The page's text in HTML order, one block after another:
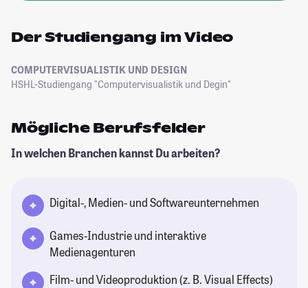
Der Studiengang im Video
COMPUTERVISUALISTIK UND DESIGN
HSHL-Studiengang "Computervisualistik und Degin"
Mögliche Berufsfelder
In welchen Branchen kannst Du arbeiten?
Digital-, Medien- und Softwareunternehmen
Games-Industrie und interaktive
Medienagenturen
Film- und Videoproduktion (z. B. Visual Effects)